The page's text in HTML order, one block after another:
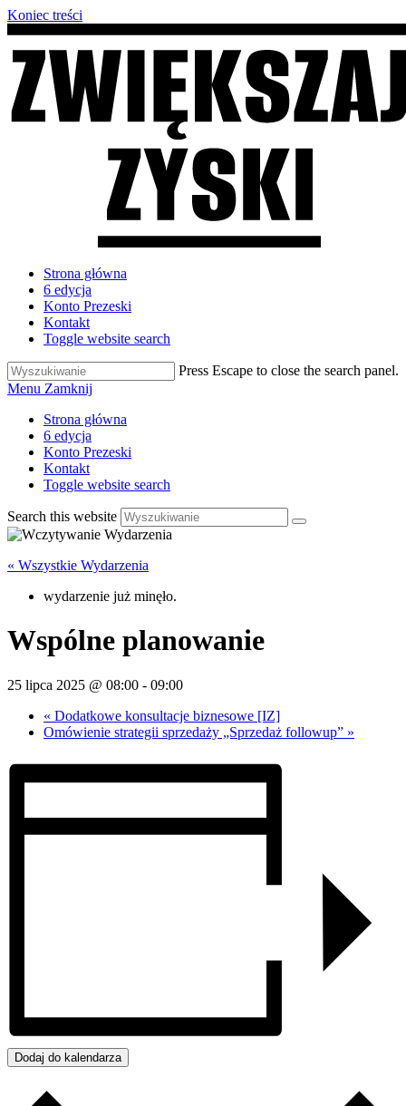
Koniec treści
Strona główna
6 edycja
Konto Prezeski
Kontakt
Toggle website search
Press Escape to close the search panel.
Menu Zamknij
Strona główna
6 edycja
Konto Prezeski
Kontakt
Toggle website search
Search this website
« Wszystkie Wydarzenia
wydarzenie już minęło.
Wspólne planowanie
25 lipca 2025 @ 08:00 - 09:00
« Dodatkowe konsultacje biznesowe [IZ]
Omówienie strategii sprzedaży „Sprzedaż followup” »
Dodaj do kalendarza